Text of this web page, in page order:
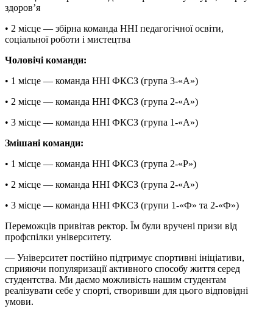
здоров’я
• 2 місце — збірна команда ННІ педагогічної освіти,
соціальної роботи і мистецтва
Чоловічі команди:
• 1 місце — команда ННІ ФКСЗ (група 3-«А»)
• 2 місце — команда ННІ ФКСЗ (група 2-«А»)
• 3 місце — команда ННІ ФКСЗ (група 1-«А»)
Змішані команди:
• 1 місце — команда ННІ ФКСЗ (група 2-«Р»)
• 2 місце — команда ННІ ФКСЗ (група 2-«А»)
• 3 місце — команда ННІ ФКСЗ (групи 1-«Ф» та 2-«Ф»)
Переможців привітав ректор. Їм були вручені призи від
профспілки університету.
— Університет постійно підтримує спортивні ініціативи,
сприяючи популяризації активного способу життя серед
студентства. Ми даємо можливість нашим студентам
реалізувати себе у спорті, створивши для цього відповідні
умови.